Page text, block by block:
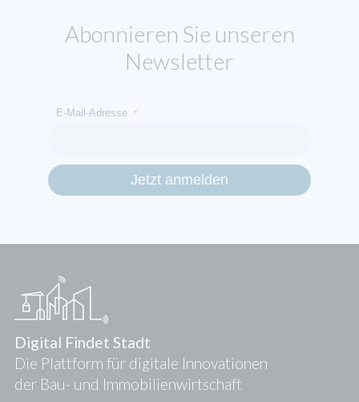
Abonnieren Sie unseren
Newsletter
E-Mail-Adresse *
Digital Findet Stadt
Die Plattform für digitale Innovationen
der Bau- und Immobilienwirtschaft